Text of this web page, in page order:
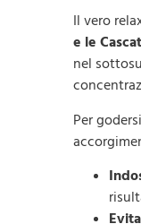
Il vero
e le
nel
Per